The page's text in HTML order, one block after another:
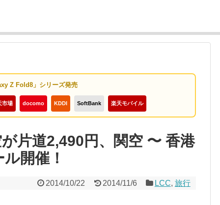
Z Fold8」シリーズ発売
市場 docomo KDDI SoftBank 楽天モバイル
片道2,490円、関空 〜 香港
開催！
2014/10/22 2014/11/6 LCC, 旅行